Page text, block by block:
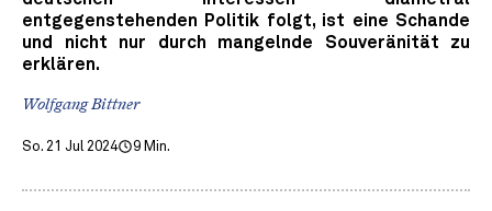
entgegenstehenden Politik folgt, ist eine Schande
und nicht nur durch mangelnde Souveränität zu
erklären.
Wolfgang Bittner
So. 21 Jul 2024 9 Min.